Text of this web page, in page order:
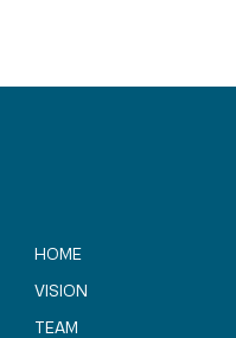
HOME
VISION
TEAM